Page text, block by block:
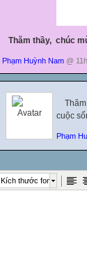
Thăm thầy, chúc
Phạm Huỳnh Nam @
Thăm
cuộc
Phạm
Kích thước font